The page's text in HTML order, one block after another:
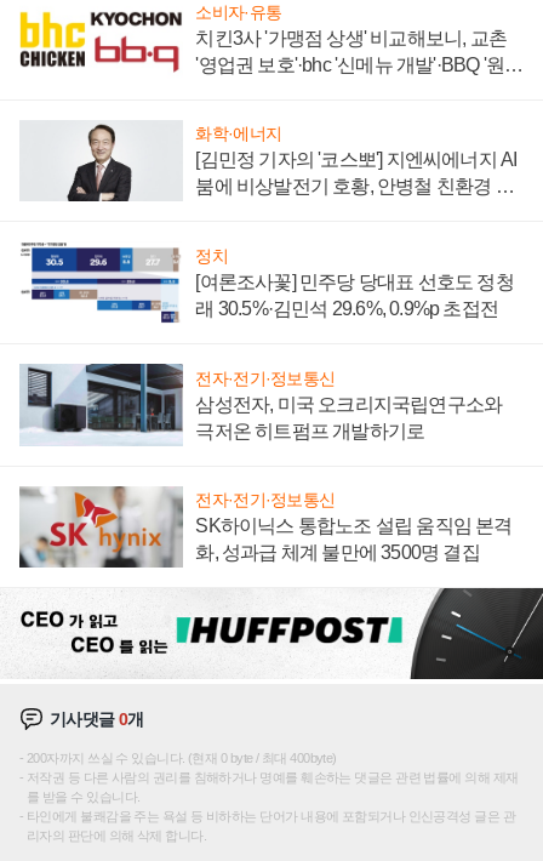
소비자·유통
치킨3사 '가맹점 상생' 비교해보니, 교촌
'영업권 보호'·bhc '신메뉴 개발'·BBQ '원가
화학·에너지
[김민정 기자의 '코스뽀'] 지엔씨에너지 AI
붐에 비상발전기 호황, 안병철 친환경 에
정치
[여론조사꽃] 민주당 당대표 선호도 정청
래 30.5%·김민석 29.6%, 0.9%p 초접전
전자·전기·정보통신
삼성전자, 미국 오크리지국립연구소와
극저온 히트펌프 개발하기로
전자·전기·정보통신
SK하이닉스 통합노조 설립 움직임 본격
화, 성과급 체계 불만에 3500명 결집
기사댓글0개
200자까지 쓰실 수 있습니다. (현재 0 byte / 최대 400byte)
저작권 등 다른 사람의 권리를 침해하거나 명예를 훼손하는 댓글은 관련 법률에 의해 제재
를 받을 수 있습니다.
타인에게 불쾌감을 주는 욕설 등 비하하는 단어가 내용에 포함되거나 인신공격성 글은 관
리자의 판단에 의해 삭제 합니다.